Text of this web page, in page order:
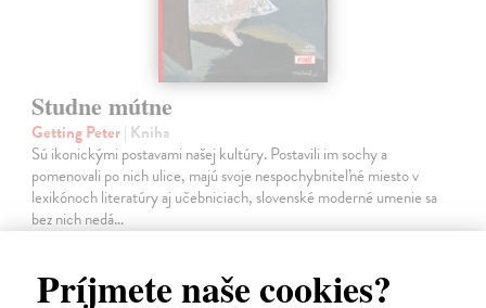
Príjmete naše cookies?
Studne mútne
Getting Peter| Kniha
Sú ikonickými postavami našej kultúry. Postavili im sochy a
pomenovali po nich ulice, majú svoje nespochybniteľné miesto v
lexikónoch literatúry aj učebniciach, slovenské moderné umenie sa
bez nich nedá…
23,66 €